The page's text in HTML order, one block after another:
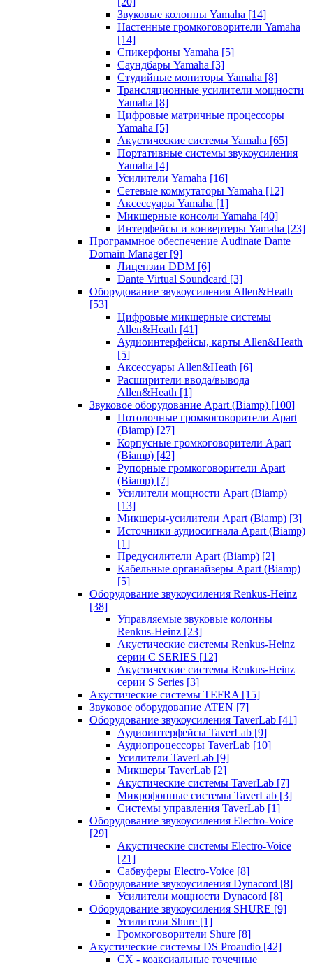
Звуковые колонны Yamaha [14]
Настенные громкоговорители Yamaha
[14]
Спикерфоны Yamaha [5]
Саундбары Yamaha [3]
Студийные мониторы Yamaha [8]
Трансляционные усилители мощности
Yamaha [8]
Цифровые матричные процессоры
Yamaha [5]
Акустические системы Yamaha [65]
Портативные системы звукоусиления
Yamaha [4]
Усилители Yamaha [16]
Сетевые коммутаторы Yamaha [12]
Аксессуары Yamaha [1]
Микшерные консоли Yamaha [40]
Интерфейсы и конвертеры Yamaha [23]
Программное обеспечение Audinate Dante
Domain Manager [9]
Лицензии DDM [6]
Dante Virtual Soundcard [3]
Оборудование звукоусиления Allen&Heath
[53]
Цифровые микшерные системы
Allen&Heath [41]
Аудиоинтерфейсы, карты Allen&Heath
[5]
Аксессуары Allen&Heath [6]
Расширители ввода/вывода
Allen&Heath [1]
Звуковое оборудование Apart (Biamp) [100]
Потолочные громкоговорители Apart
(Biamp) [27]
Корпусные громкоговорители Apart
(Biamp) [42]
Рупорные громкоговорители Apart
(Biamp) [7]
Усилители мощности Apart (Biamp)
[13]
Микшеры-усилители Apart (Biamp) [3]
Источники аудиосигнала Apart (Biamp)
[1]
Предусилители Apart (Biamp) [2]
Кабельные органайзеры Apart (Biamp)
[5]
Оборудование звукоусиления Renkus-Heinz
[38]
Управляемые звуковые колонны
Renkus-Heinz [23]
Акустические системы Renkus-Heinz
серии C SERIES [12]
Акустические системы Renkus-Heinz
серии S Series [3]
Акустические системы TEFRA [15]
Звуковое оборудование ATEN [7]
Оборудование звукоусиления TaverLab [41]
Аудиоинтерфейсы TaverLab [9]
Аудиопроцессоры TaverLab [10]
Усилители TaverLab [9]
Микшеры TaverLab [2]
Акустические системы TaverLab [7]
Микрофонные системы TaverLab [3]
Системы управления TaverLab [1]
Оборудование звукоусиления Electro-Voice
[29]
Акустические системы Electro-Voice
[21]
Сабвуферы Electro-Voice [8]
Оборудование звукоусиления Dynacord [8]
Усилители мощности Dynacord [8]
Оборудование звукоусиления SHURE [9]
Усилители Shure [1]
Громкоговорители Shure [8]
Акустические системы DS Proaudio [42]
CX - коаксиальные точечные